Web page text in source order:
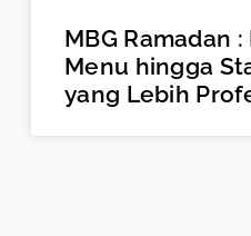
MBG Ramadan
Menu hingga
yang Lebih